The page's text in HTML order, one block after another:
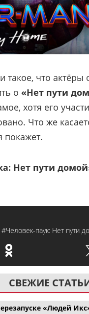
что актёры
о «Нет пути
хотя его
Что же
покажет.
Нет пути домой
#Человек-паук: Нет пути
СВЕЖИЕ
«Людей